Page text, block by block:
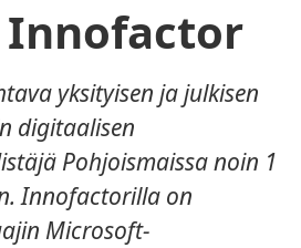
yksityisen ja julkisen
digitaalisen
Pohjoismaissa noin 1
Innofactorilla on
Microsoft-